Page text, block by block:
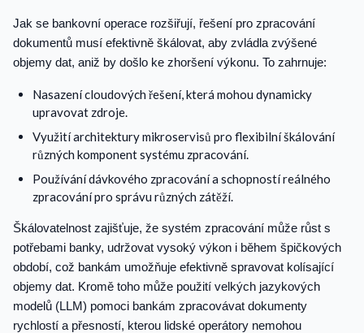
Jak se bankovní operace rozšiřují, řešení pro zpracování
dokumentů musí efektivně škálovat, aby zvládla zvýšené
objemy dat, aniž by došlo ke zhoršení výkonu. To zahrnuje:
Nasazení cloudových řešení, která mohou dynamicky
upravovat zdroje.
Využití architektury mikroservisů pro flexibilní škálování
různých komponent systému zpracování.
Používání dávkového zpracování a schopností reálného
zpracování pro správu různých zátěží.
Škálovatelnost zajišťuje, že systém zpracování může růst s
potřebami banky, udržovat vysoký výkon i během špičkových
období, což bankám umožňuje efektivně spravovat kolísající
objemy dat. Kromě toho může použití velkých jazykových
modelů (LLM) pomoci bankám zpracovávat dokumenty
rychlostí a přesností, kterou lidské operátory nemohou